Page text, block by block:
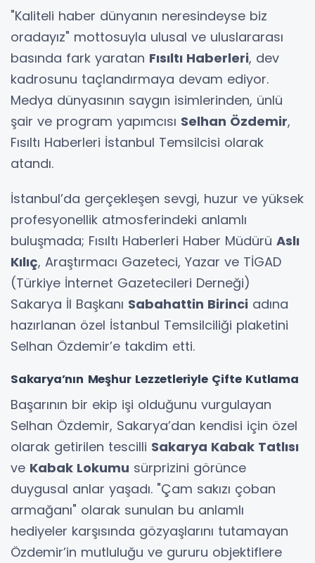
"Kaliteli haber dünyanın neresindeyse biz
oradayız" mottosuyla ulusal ve uluslararası
basında fark yaratan Fısıltı Haberleri, dev
kadrosunu taçlandırmaya devam ediyor.
Medya dünyasının saygın isimlerinden, ünlü
şair ve program yapımcısı Selhan Özdemir,
Fısıltı Haberleri İstanbul Temsilcisi olarak
atandı.
İstanbul’da gerçekleşen sevgi, huzur ve yüksek
profesyonellik atmosferindeki anlamlı
buluşmada; Fısıltı Haberleri Haber Müdürü Aslı
Kılıç, Araştırmacı Gazeteci, Yazar ve TİGAD
(Türkiye İnternet Gazetecileri Derneği)
Sakarya İl Başkanı Sabahattin Birinci adına
hazırlanan özel İstanbul Temsilciliği plaketini
Selhan Özdemir’e takdim etti.
Sakarya’nın Meşhur Lezzetleriyle Çifte Kutlama
Başarının bir ekip işi olduğunu vurgulayan
Selhan Özdemir, Sakarya’dan kendisi için özel
olarak getirilen tescilli Sakarya Kabak Tatlısı
ve Kabak Lokumu sürprizini görünce
duygusal anlar yaşadı. "Çam sakızı çoban
armağanı" olarak sunulan bu anlamlı
hediyeler karşısında gözyaşlarını tutamayan
Özdemir’in mutluluğu ve gururu objektiflere